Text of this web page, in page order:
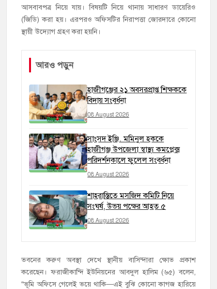
আসবাবপত্র নিয়ে যায়। বিষয়টি নিয়ে থানায় সাধারণ ডায়েরিও
(জিডি) করা হয়। এরপরও অফিসটির নিরাপত্তা জোরদারে কোনো
স্থায়ী উদ্যোগ গ্রহণ করা হয়নি।
আরও পড়ুন
হাজীগঞ্জের ২১ অবসরপ্রাপ্ত শিক্ষককে
বিদায় সংবর্ধনা
08 August 2026
সাংসদ ইঞ্জি. মমিনুল হককে
হাজীগঞ্জ উপজেলা স্বাস্থ্য কমপ্লেক্স
পরিদর্শনকালে ফুলেল সংবর্ধনা
08 August 2026
শাহরাস্তিতে মসজিদ কমিটি নিয়ে
সংঘর্ষ, উভয় পক্ষের আহত ৫
08 August 2026
ভবনের করুণ অবস্থা দেখে স্থানীয় বাসিন্দারা ক্ষোভ প্রকাশ
করেছেন। ফরাজীকান্দি ইউনিয়নের আবদুল হালিম (৬৫) বলেন,
“ভূমি অফিসে গেলেই ভয়ে থাকি—এই বুঝি কোনো কাগজ হারিয়ে